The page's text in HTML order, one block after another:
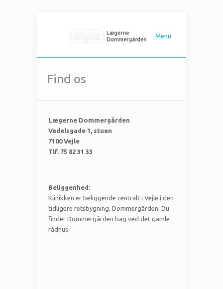
Menu
Find os
Lægerne Dommergården
Vedelsgade 1, stuen
7100 Vejle
Tlf. 75 82 31 33
Beliggenhed:
Klinikken er beliggende centralt i Vejle i den
tidligere retsbygning, Dommergården. Du
finder Dommergården bag ved det gamle
rådhus.